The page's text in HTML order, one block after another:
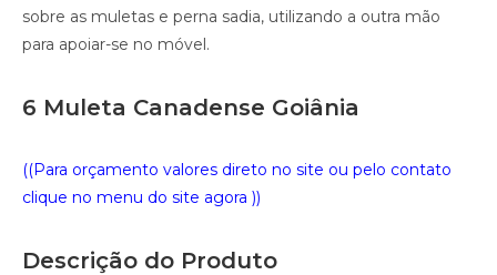
sobre as muletas e perna sadia, utilizando a outra mão
para apoiar-se no móvel.
6 Muleta Canadense Goiânia
((Para orçamento valores direto no site ou pelo contato
clique no menu do site agora ))
Descrição do Produto